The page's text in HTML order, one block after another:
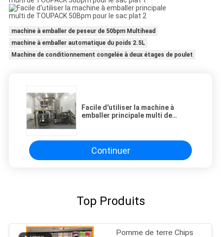
machine à emballer de peseur de 50bpm Multihead
machine à emballer automatique du poids 2.5L
Machine de conditionnement congelée à deux étages de poulet
Facile d'utiliser la machine à
emballer principale multi de
Continuer
Top Produits
Pomme de terre Chips